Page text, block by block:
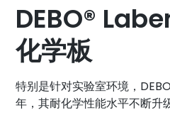
DEBO®
化学板
特别是针对实验室环境，
年，其耐化学性能水平不断升级